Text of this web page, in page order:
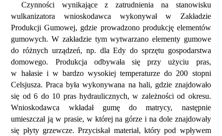
Czynności wynikające z zatrudnienia na stanowisku
wulkanizatora wnioskodawca wykonywał w Zakładzie
Produkcji Gumowej, gdzie prowadzono produkcję elementów
gumowych. W zakładzie tym wytwarzano elementy gumowe
do różnych urządzeń, np. dla Edy do sprzętu gospodarstwa
domowego. Produkcja odbywała się przy użyciu pras,
w hałasie i w bardzo wysokiej temperaturze do 200 stopni
Celsjusza. Praca była wykonywana na hali, gdzie znajdowało
się od 6 do 10 pras hydraulicznych, w zależności od okresu.
Wnioskodawca wkładał gumę do matrycy, następnie
umieszczał ją w prasie, w której na górze i na dole znajdowały
się płyty grzewcze. Przyciskał materiał, który pod wpływem